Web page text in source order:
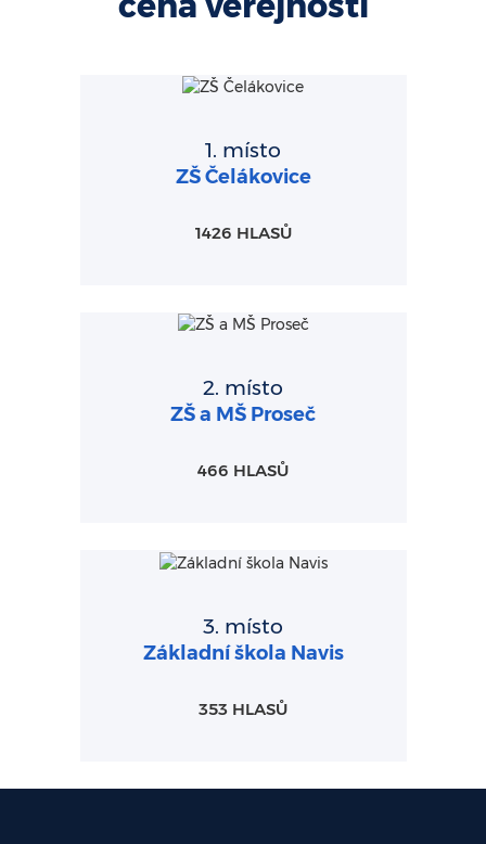
1. místo
ZŠ Čelákovice
1426 HLASŮ
2. místo
ZŠ a MŠ Proseč
466 HLASŮ
3. místo
Základní škola Navis
353 HLASŮ